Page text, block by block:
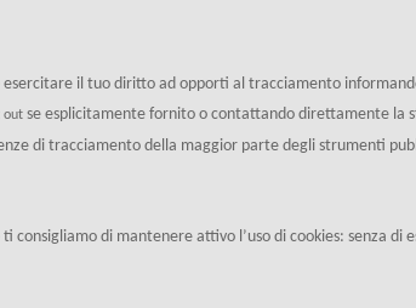
il tuo diritto ad opporti al tracciamento
out se esplicitamente fornito o contattando direttamente la
di tracciamento della maggior parte degli strumenti
consigliamo di mantenere attivo l’uso di cookies: senza di